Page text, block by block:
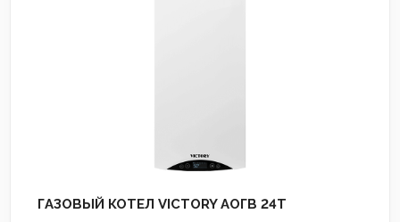
ГАЗОВЫЙ КОТЕЛ VICTORY АОГВ 24T